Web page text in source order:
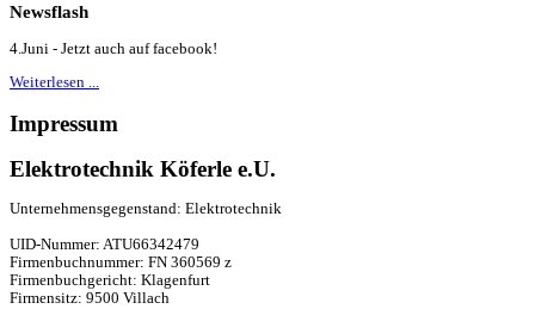
Newsflash
4.Juni - Jetzt auch auf facebook!
Weiterlesen ...
Impressum
Elektrotechnik Köferle e.U.
Unternehmensgegenstand: Elektrotechnik
UID-Nummer: ATU66342479
Firmenbuchnummer: FN 360569 z
Firmenbuchgericht: Klagenfurt
Firmensitz: 9500 Villach